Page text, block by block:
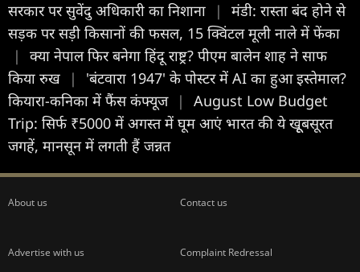
सरकार पर सुवेंदु अधिकारी का निशाना
|
मंडी: रास्ता बंद होने से
सड़क पर सड़ी किसानों की फसल, 15 क्विंटल मूली नाले में फेंका
|
क्या नेपाल फिर बनेगा हिंदू राष्ट्र? पीएम बालेन शाह ने साफ
किया रुख
|
'बंटवारा 1947' के पोस्टर में AI का हुआ इस्तेमाल?
कियारा-कनिका में फैंस कंफ्यूज |
August Low Budget
Trip: सिर्फ ₹5000 में अगस्त में घूम आएं भारत की ये खूूबसूरत
जगहें, मानसून में लगती हैं जन्नत
About us Contact us
Advertise with us Complaint Redressal